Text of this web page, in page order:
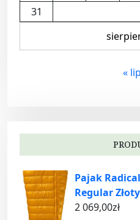
31
« lip
Pajak
Regular
2 069,00zł